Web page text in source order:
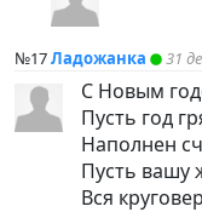
№17Ладожанка 31
С Новым
Пусть год
Наполнен
Пусть вашу
Вся